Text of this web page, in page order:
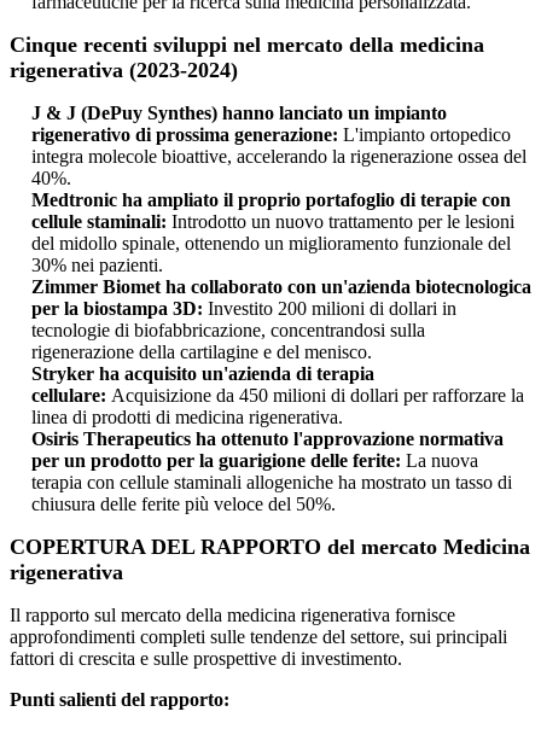
Cinque recenti sviluppi nel mercato della medicina
rigenerativa (2023-2024)
J & J (DePuy Synthes) hanno lanciato un impianto
rigenerativo di prossima generazione: L'impianto ortopedico
integra molecole bioattive, accelerando la rigenerazione ossea del
40%.
Medtronic ha ampliato il proprio portafoglio di terapie con
cellule staminali: Introdotto un nuovo trattamento per le lesioni
del midollo spinale, ottenendo un miglioramento funzionale del
30% nei pazienti.
Zimmer Biomet ha collaborato con un'azienda biotecnologica
per la biostampa 3D: Investito 200 milioni di dollari in
tecnologie di biofabbricazione, concentrandosi sulla
rigenerazione della cartilagine e del menisco.
Stryker ha acquisito un'azienda di terapia
cellulare: Acquisizione da 450 milioni di dollari per rafforzare la
linea di prodotti di medicina rigenerativa.
Osiris Therapeutics ha ottenuto l'approvazione normativa
per un prodotto per la guarigione delle ferite: La nuova
terapia con cellule staminali allogeniche ha mostrato un tasso di
chiusura delle ferite più veloce del 50%.
COPERTURA DEL RAPPORTO del mercato Medicina
rigenerativa
Il rapporto sul mercato della medicina rigenerativa fornisce
approfondimenti completi sulle tendenze del settore, sui principali
fattori di crescita e sulle prospettive di investimento.
Punti salienti del rapporto: